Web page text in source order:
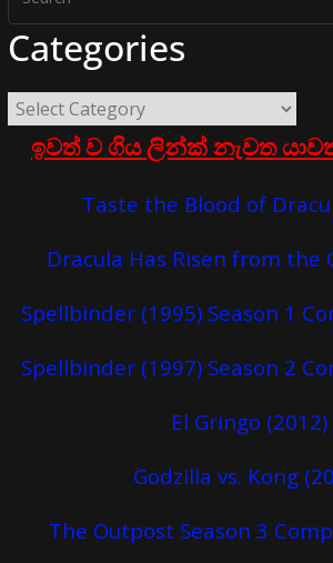
Categories
ඉවත් ව ගිය ලින්ක් නැවත
Taste the Blood of
Dracula Has Risen from the
Spellbinder (1995) Season 1
Spellbinder (1997) Season 2
El Gringo (2012)
Godzilla vs. Kong
The Outpost Season 3